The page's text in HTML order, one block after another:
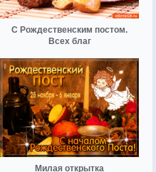
С Рождественским постом.
Всех благ
Милая открытка